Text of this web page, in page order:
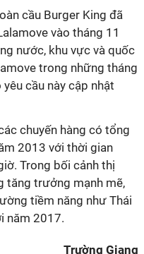
cầu Burger King đã
vào tháng 11
nước, khu vực và quốc
trong những tháng
cầu này cập nhật
chuyến hàng có tổng
2013 với thời gian
Trong bối cảnh thị
tăng trưởng mạnh mẽ,
tiềm năng như Thái
năm 2017.
Trường Giang